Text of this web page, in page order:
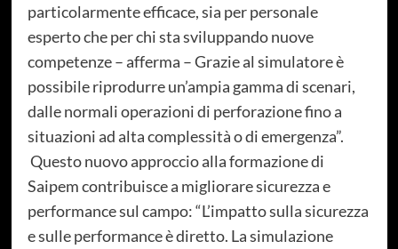
particolarmente efficace, sia per personale
esperto che per chi sta sviluppando nuove
competenze – afferma – Grazie al simulatore è
possibile riprodurre un’ampia gamma di scenari,
dalle normali operazioni di perforazione fino a
situazioni ad alta complessità o di emergenza”.
Questo nuovo approccio alla formazione di
Saipem contribuisce a migliorare sicurezza e
performance sul campo: “L’impatto sulla sicurezza
e sulle performance è diretto. La simulazione